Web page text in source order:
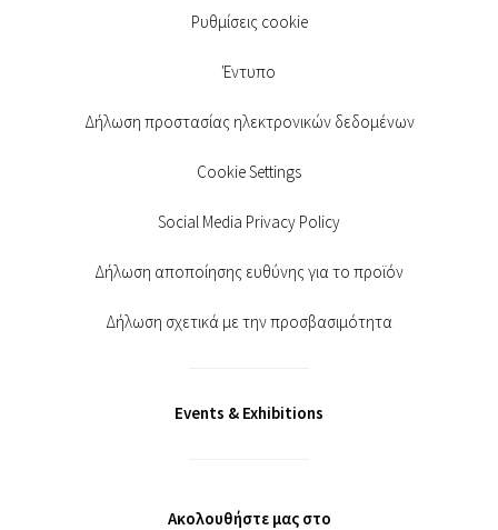
Ρυθμίσεις cookie
Έντυπο
Δήλωση προστασίας ηλεκτρονικών δεδομένων
Cookie Settings
Social Media Privacy Policy
Δήλωση αποποίησης ευθύνης για το προϊόν
Δήλωση σχετικά με την προσβασιμότητα
Events & Exhibitions
Ακολουθήστε μας στο